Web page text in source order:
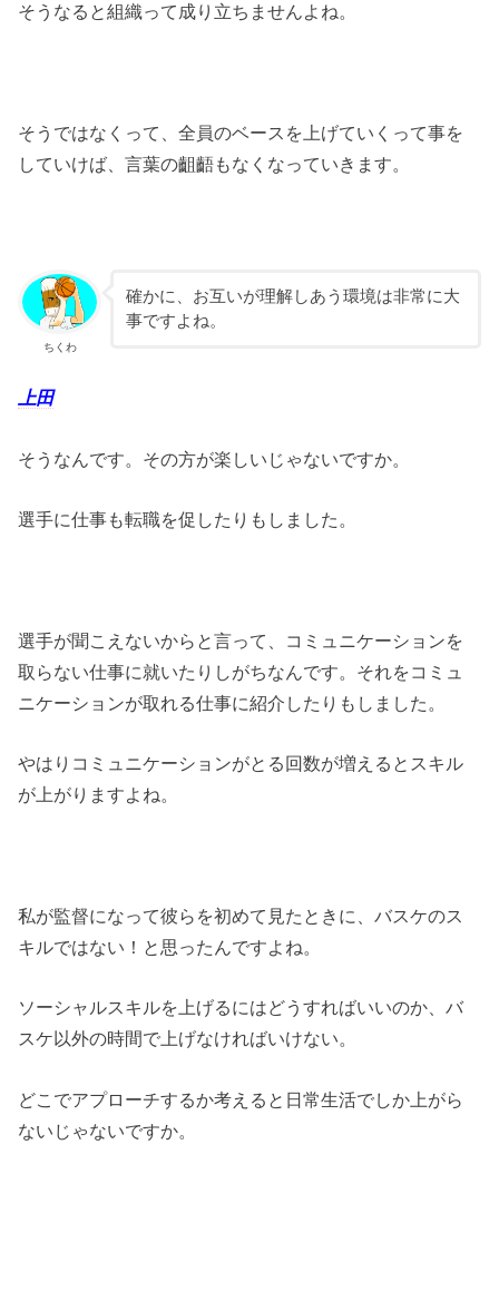
そうなると組織って成り立ちませんよね。
そうではなくって、全員のベースを上げていくって事を
していけば、言葉の齟齬もなくなっていきます。
ちくわ
確かに、お互いが理解しあう環境は非常に大
事ですよね。
上田
そうなんです。その方が楽しいじゃないですか。
選手に仕事も転職を促したりもしました。
選手が聞こえないからと言って、コミュニケーションを
取らない仕事に就いたりしがちなんです。それをコミュ
ニケーションが取れる仕事に紹介したりもしました。
やはりコミュニケーションがとる回数が増えるとスキル
が上がりますよね。
私が監督になって彼らを初めて見たときに、バスケのス
キルではない！と思ったんですよね。
ソーシャルスキルを上げるにはどうすればいいのか、バ
スケ以外の時間で上げなければいけない。
どこでアプローチするか考えると日常生活でしか上がら
ないじゃないですか。